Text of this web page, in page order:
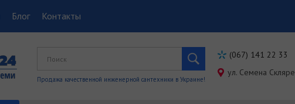
Блог Контакты
Продажа качественной инженерной сантехники в Украине!
(067) 141 22 33
ул. Семена